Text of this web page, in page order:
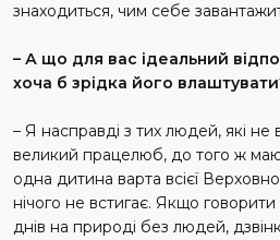
знаходиться, чим себе
– А що для вас ідеальний
хоча б зрідка його
– Я насправді з тих людей, які не
великий працелюб, до того ж
одна дитина варта всієї
нічого не встигає. Якщо говорити
днів на природі без людей,